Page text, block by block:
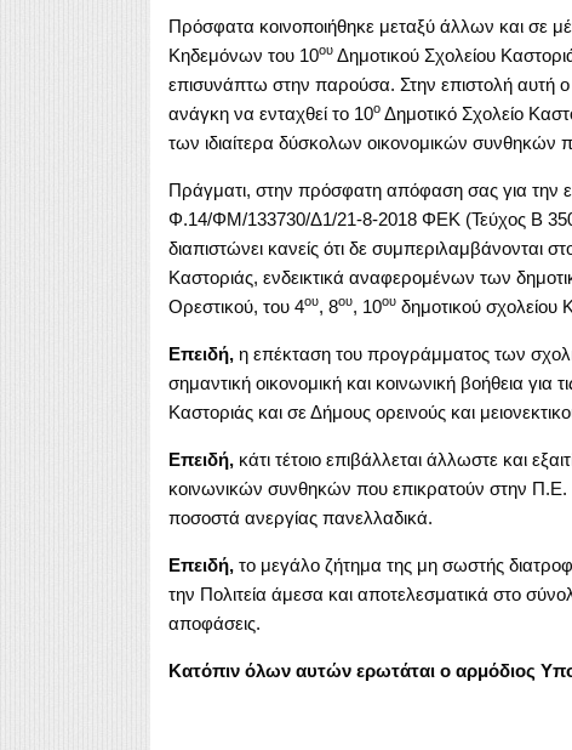
Πρόσφατα κοινοποιήθηκε μεταξύ άλλων και σε
Κηδεμόνων του 10ουΔημοτικού Σχολείου
επισυνάπτω στην παρούσα. Στην επιστολή αυτή
ανάγκη να ενταχθεί το 10οΔημοτικό Σχολείο
των ιδιαίτερα δύσκολων οικονομικών συνθηκών
Πράγματι, στην πρόσφατη απόφαση σας για
Φ.14/ΦΜ/133730/Δ1/21-8-2018 ΦΕΚ (Τεύχος Β
διαπιστώνει κανείς ότι δε
Καστοριάς, ενδεικτικά αναφερομένων των
Ορεστικού, του 4ου, 8ου, 10ουδημοτικού σχολείου
Επειδή,η επέκταση του προγράμματος των
σημαντική οικονομική και κοινωνική βοήθεια για
Καστοριάς και σε Δήμους ορεινούς και
Επειδή, κάτι τέτοιο επιβάλλεται άλλωστε και
κοινωνικών συνθηκών που επικρατούν στην
ποσοστά ανεργίας πανελλαδικά.
Επειδή, το μεγάλο ζήτημα της μη σωστής
την Πολιτεία άμεσα και αποτελεσματικά στο
αποφάσεις.
Κατόπιν όλων αυτών ερωτάται ο αρμόδιος